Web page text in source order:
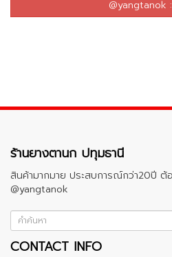
@yangtanok
ร้านยางตานก ปทุมธานี
สินค้ามากมาย ประสบการณ์กว่า20ปี
@yangtanok
CONTACT INFO